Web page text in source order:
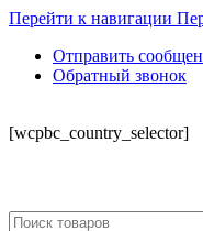
Перейти к навигации
Отправить
Обратный звонок
[wcpbc_country_selector]